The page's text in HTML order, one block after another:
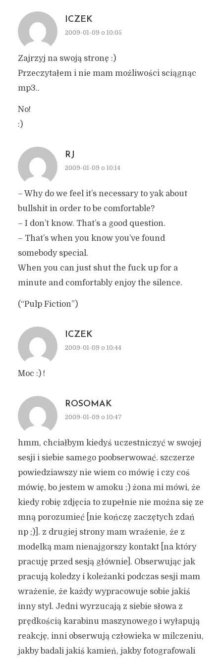
ICZEK
2009-01-09 o 10:05
Zajrzyj na swoją stronę :)
Przeczytałem i nie mam możliwości sciągnąc
mp3..
No!
:)
RJ
2009-01-09 o 10:14
– Why do we feel it’s necessary to yak about
bullshit in order to be comfortable?
– I don’t know. That’s a good question.
– That’s when you know you’ve found
somebody special.
When you can just shut the fuck up for a
minute and comfortably enjoy the silence.
(“Pulp Fiction”)
ICZEK
2009-01-09 o 10:44
Moc :) !
ROSOMAK
2009-01-09 o 10:47
hmm, chciałbym kiedyś uczestniczyć w swojej
sesji i siebie samego poobserwować. szczerze
powiedziawszy nie wiem co mówię i czy coś
mówię, bo jestem w amoku ;) żona mi mówi, że
kiedy robię zdjęcia to zupełnie nie można się ze
mną porozumieć [nie kończę zaczętych zdań
np ;)]. z drugiej strony mam wrażenie, że z
modelką mam nienajgorszy kontakt [na który
pracuję przed sesją głównie]. Obserwując jak
pracują koledzy i koleżanki podczas sesji mam
wrażenie, że każdy wypracowuje sobie jakiś
inny styl. Jedni wyrzucają z siebie słowa z
prędkością karabinu maszynowego i wyłapują
reakcję, inni obserwują człowieka w milczeniu,
jakby badali jakiś kamień, jakby fotografowali